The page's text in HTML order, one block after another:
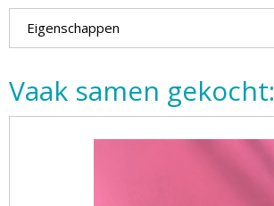
Eigenschappen
Vaak samen gekocht: